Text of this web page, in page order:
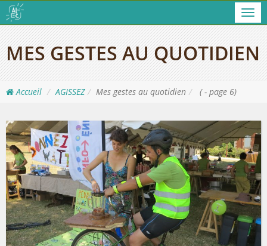
MES GESTES AU QUOTIDIEN
Accueil AGISSEZ Mes gestes au quotidien ( - page 6)